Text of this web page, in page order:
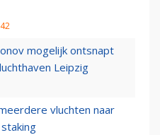
mogelijk ontsnapt
Leipzig
vluchten naar